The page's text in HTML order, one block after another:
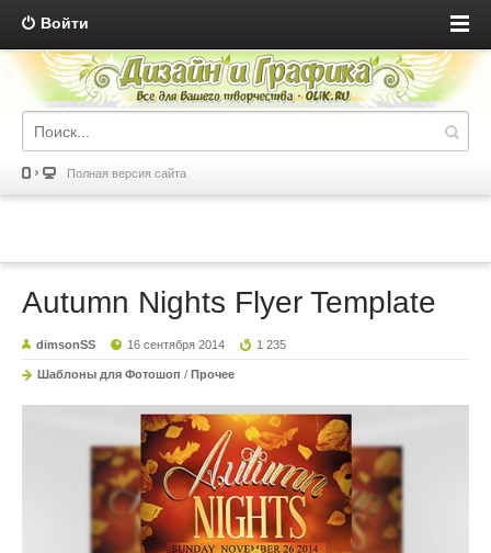
Войти
Полная версия сайта
Autumn Nights Flyer Template
dimsonSS 16 сентября 2014 1 235
Шаблоны для Фотошоп / Прочее